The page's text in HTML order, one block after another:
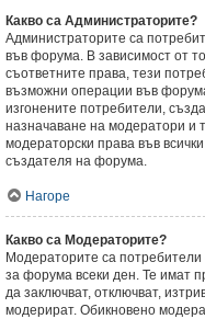
Какво са Администраторите?
Администраторите са
във форума. В зависимост от
съответните права, тези
възможни операции във
изгонените потребители,
назначаване на модератори и
модераторски права във
създателя на форума.
Нагоре
Какво са Модераторите?
Модераторите са потребители
за форума всеки ден. Те имат
да заключват, отключват,
модерират. Обикновено